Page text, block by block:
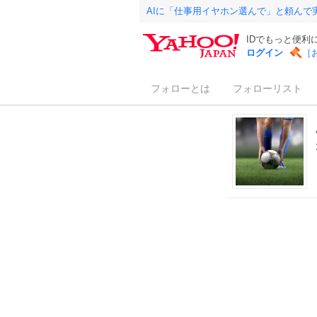
AIに「仕事用イヤホン選んで」と頼んで
IDでもっと便利
ログイン
フォローとは フォローリスト